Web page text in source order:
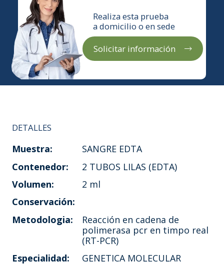
Realiza esta prueba
a domicilio o en sede
Solicitar información
DETALLES
Muestra:
SANGRE EDTA
Contenedor:
2 TUBOS LILAS (EDTA)
Volumen:
2 ml
Conservación:
Metodologia:
Reacción en cadena de
polimerasa pcr en timpo real
(RT-PCR)
Especialidad:
GENETICA MOLECULAR